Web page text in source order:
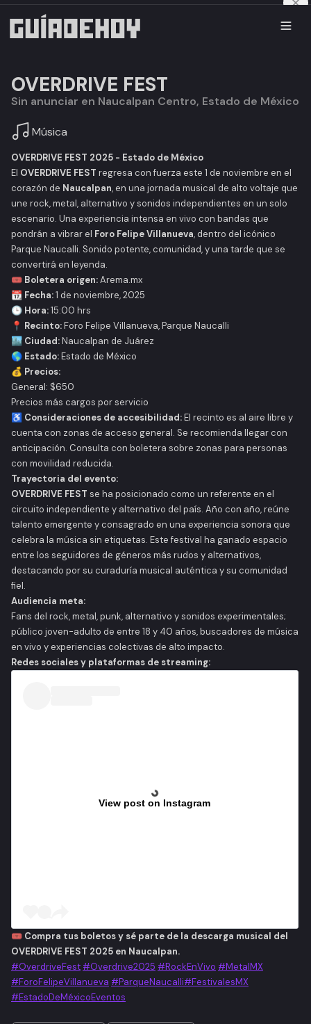
OVERDRIVE FEST
Sin anunciar en Naucalpan Centro, Estado de México
Música
OVERDRIVE FEST 2025 - Estado de México
El OVERDRIVE FEST regresa con fuerza este 1 de noviembre en el
corazón de Naucalpan, en una jornada musical de alto voltaje que
une rock, metal, alternativo y sonidos independientes en un solo
escenario. Una experiencia intensa en vivo con bandas que
pondrán a vibrar el Foro Felipe Villanueva, dentro del icónico
Parque Naucalli. Sonido potente, comunidad, y una tarde que se
convertirá en leyenda.
🎟️ Boletera origen:Arema.mx
📆 Fecha:1 de noviembre, 2025
🕒 Hora:15:00 hrs
📍 Recinto:Foro Felipe Villanueva, Parque Naucalli
🏙️ Ciudad:Naucalpan de Juárez
🌎 Estado:Estado de México
💰 Precios:
General: $650
Precios más cargos por servicio
♿ Consideraciones de accesibilidad:El recinto es al aire libre y
cuenta con zonas de acceso general. Se recomienda llegar con
anticipación. Consulta con boletera sobre zonas para personas
con movilidad reducida.
Trayectoria del evento:
OVERDRIVE FEST se ha posicionado como un referente en el
circuito independiente y alternativo del país. Año con año, reúne
talento emergente y consagrado en una experiencia sonora que
celebra la música sin etiquetas. Este festival ha ganado espacio
entre los seguidores de géneros más rudos y alternativos,
destacando por su curaduría musical auténtica y su comunidad
fiel.
Audiencia meta:
Fans del rock, metal, punk, alternativo y sonidos experimentales;
público joven-adulto de entre 18 y 40 años, buscadores de música
en vivo y experiencias colectivas de alto impacto.
Redes sociales y plataformas de streaming:
View post on Instagram
🎟️ Compra tus boletos y sé parte de la descarga musical del
OVERDRIVE FEST 2025 en Naucalpan.
#OverdriveFest #Overdrive2025 #RockEnVivo #MetalMX
#ForoFelipeVillanueva #ParqueNaucalli#FestivalesMX
#EstadoDeMéxicoEventos